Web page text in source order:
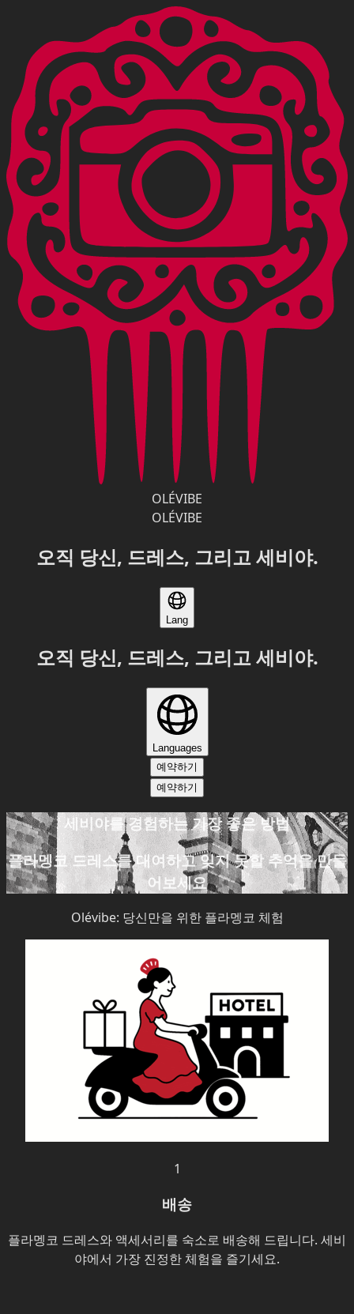
OLÉVIBE
OLÉVIBE
오직 당신, 드레스, 그리고 세비야.
Lang
오직 당신, 드레스, 그리고 세비야.
Languages
예약하기
예약하기
세비야를 경험하는 가장 좋은 방법
플라멩코 드레스를 대여하고 잊지 못할 추억을 만들
어보세요
Olévibe: 당신만을 위한 플라멩코 체험
1
배송
플라멩코 드레스와 액세서리를 숙소로 배송해 드립니다. 세비
야에서 가장 진정한 체험을 즐기세요.